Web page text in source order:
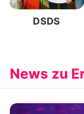
DSDS
News zu